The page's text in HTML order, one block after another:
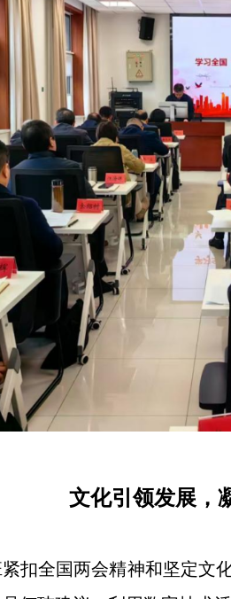
文化引领发展，
扣全国两会精神和坚定文